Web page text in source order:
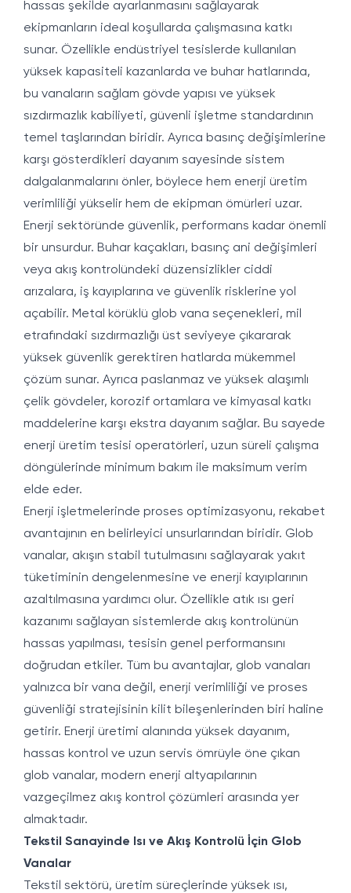
hassas şekilde ayarlanmasını sağlayarak
ekipmanların ideal koşullarda çalışmasına katkı
sunar. Özellikle endüstriyel tesislerde kullanılan
yüksek kapasiteli kazanlarda ve buhar hatlarında,
bu vanaların sağlam gövde yapısı ve yüksek
sızdırmazlık kabiliyeti, güvenli işletme standardının
temel taşlarından biridir. Ayrıca basınç değişimlerine
karşı gösterdikleri dayanım sayesinde sistem
dalgalanmalarını önler, böylece hem enerji üretim
verimliliği yükselir hem de ekipman ömürleri uzar.
Enerji sektöründe güvenlik, performans kadar önemli
bir unsurdur. Buhar kaçakları, basınç ani değişimleri
veya akış kontrolündeki düzensizlikler ciddi
arızalara, iş kayıplarına ve güvenlik risklerine yol
açabilir. Metal körüklü glob vana seçenekleri, mil
etrafındaki sızdırmazlığı üst seviyeye çıkararak
yüksek güvenlik gerektiren hatlarda mükemmel
çözüm sunar. Ayrıca paslanmaz ve yüksek alaşımlı
çelik gövdeler, korozif ortamlara ve kimyasal katkı
maddelerine karşı ekstra dayanım sağlar. Bu sayede
enerji üretim tesisi operatörleri, uzun süreli çalışma
döngülerinde minimum bakım ile maksimum verim
elde eder.
Enerji işletmelerinde proses optimizasyonu, rekabet
avantajının en belirleyici unsurlarından biridir. Glob
vanalar, akışın stabil tutulmasını sağlayarak yakıt
tüketiminin dengelenmesine ve enerji kayıplarının
azaltılmasına yardımcı olur. Özellikle atık ısı geri
kazanımı sağlayan sistemlerde akış kontrolünün
hassas yapılması, tesisin genel performansını
doğrudan etkiler. Tüm bu avantajlar, glob vanaları
yalnızca bir vana değil, enerji verimliliği ve proses
güvenliği stratejisinin kilit bileşenlerinden biri haline
getirir. Enerji üretimi alanında yüksek dayanım,
hassas kontrol ve uzun servis ömrüyle öne çıkan
glob vanalar, modern enerji altyapılarının
vazgeçilmez akış kontrol çözümleri arasında yer
almaktadır.
Tekstil Sanayinde Isı ve Akış Kontrolü İçin Glob
Vanalar
Tekstil sektörü, üretim süreçlerinde yüksek ısı,